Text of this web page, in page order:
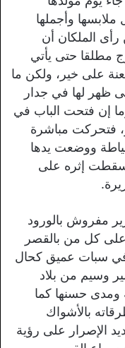
وأجملها
رأى الملكان أن
مطلقا حتى يأتي
على خير، ولكن ما
ظهر لها في جدار
إن فتحت الباب في
فتحركت مباشرة
ووضعت يدها
سقطت إثره على
مفروش بالورود
على كل من بالقصر
سبات عميق كحال
وسيم من بلاد
ومدى حسنها كما
بالأشواك
الإصرار على رؤية